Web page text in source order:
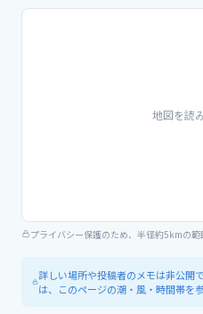
地図を読
プライバシー保護のため、半径約5kmの範
詳しい場所や投稿者のメモは非公開
は、このページの潮・風・時間帯を